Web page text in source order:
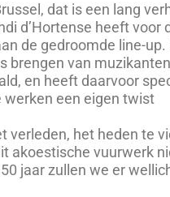
dat is een lang
d’Hortense heeft voor
de gedroomde line-up.
brengen van
en heeft daarvoor
werken een eigen twist
verleden, het heden te
akoestische vuurwerk
jaar zullen we er